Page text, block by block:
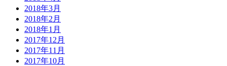
2018年3月
2018年2月
2018年1月
2017年12月
2017年11月
2017年10月